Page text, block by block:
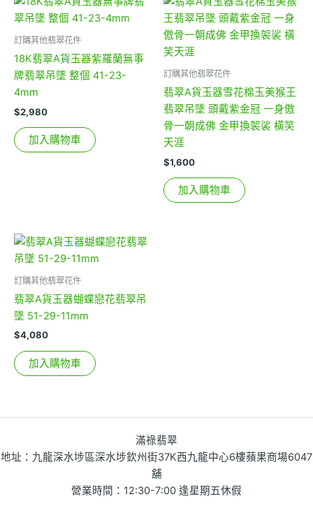
訂購其他翡翠花件
18K翡翠A貨玉器紫羅蘭無事
牌翡翠吊墜 整個 41-23-
4mm
$2,980
加入購物車
訂購其他翡翠花件
翡翠A貨玉器雪花棉玉美猴王
翡翠吊墜 頭戴紫金冠 一身傲
骨一朝成佛 金甲換袈裟 橫笑
天涯
$1,600
加入購物車
訂購其他翡翠花件
翡翠A貨玉器蝴蝶戀花翡翠吊
墜 51-29-11mm
$4,080
加入購物車
滿祿翡翠
地址：九龍深水埗區深水埗欽州街37K西九龍中心6樓蘋果商場6047
舖
營業時間：12:30-7:00 逢星期五休假